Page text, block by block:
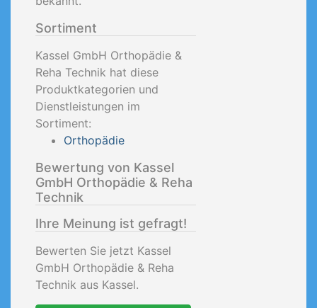
Sortiment
Kassel GmbH Orthopädie &
Reha Technik hat diese
Produktkategorien und
Dienstleistungen im
Sortiment:
Orthopädie
Bewertung von Kassel
GmbH Orthopädie & Reha
Technik
Ihre Meinung ist gefragt!
Bewerten Sie jetzt Kassel
GmbH Orthopädie & Reha
Technik aus Kassel.